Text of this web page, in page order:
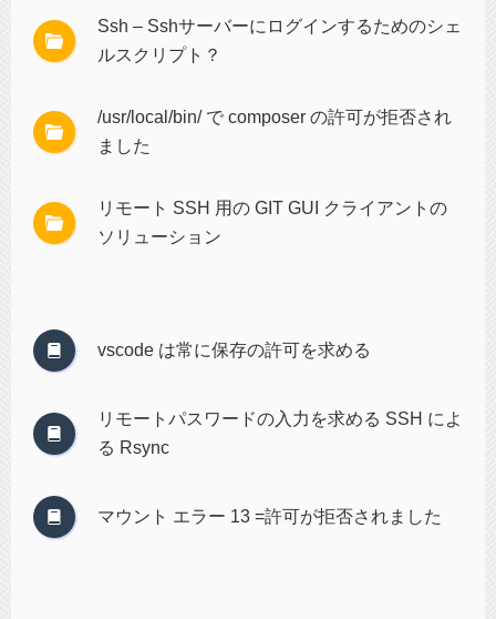
Ssh – Sshサーバーにログインするためのシェ
ルスクリプト？
/usr/local/bin/ で composer の許可が拒否され
ました
リモート SSH 用の GIT GUI クライアントの
ソリューション
vscode は常に保存の許可を求める
リモートパスワードの入力を求める SSH によ
る Rsync
マウント エラー 13 =許可が拒否されました